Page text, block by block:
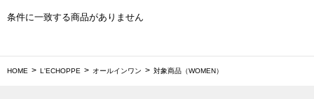
条件に一致する商品がありません
HOME L'ECHOPPE オールインワン 対象商品（WOMEN）